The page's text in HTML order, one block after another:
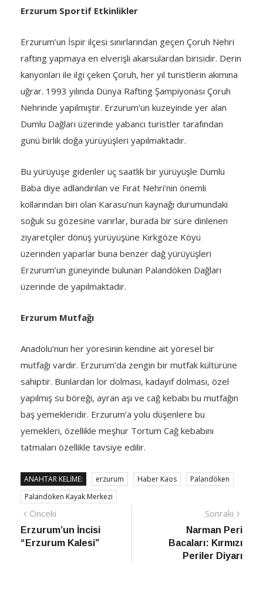
Erzurum Sportif Etkinlikler
Erzurum’un İspir ilçesi sınırlarından geçen Çoruh Nehri
rafting yapmaya en elverişli akarsulardan birisidir. Derin
kanyonları ile ilgi çeken Çoruh, her yıl turistlerin akımına
uğrar. 1993 yılında Dünya Rafting Şampiyonası Çoruh
Nehrinde yapılmıştır. Erzurum’un kuzeyinde yer alan
Dumlu Dağları üzerinde yabancı turistler tarafından
günü birlik doğa yürüyüşleri yapılmaktadır.
Bu yürüyüşe gidenler üç saatlik bir yürüyüşle Dumlu
Baba diye adlandırılan ve Fırat Nehri’nin önemli
kollarından biri olan Karasu’nun kaynağı durumundaki
soğuk su gözesine varırlar, burada bir süre dinlenen
ziyaretçiler dönüş yürüyüşüne Kırkgöze Köyü
üzerinden yaparlar buna benzer dağ yürüyüşleri
Erzurum’un güneyinde bulunan Palandöken Dağları
üzerinde de yapılmaktadır.
Erzurum Mutfağı
Anadolu’nun her yöresinin kendine ait yöresel bir
mutfağı vardır. Erzurum’da zengin bir mutfak kültürüne
sahiptir. Bunlardan lor dolması, kadayıf dolması, özel
yapılmış su böreği, ayran aşı ve cağ kebabı bu mutfağın
baş yemekleridir. Erzurum’a yolu düşenlere bu
yemekleri, özellikle meşhur Tortum Cağ kebabını
tatmaları özellikle tavsiye edilir.
ANAHTAR KELIME: erzurum Haber Kaos
Palandöken
Palandöken Kayak Merkezi
Yazı
gezinmesi
Önceki
haber
Erzurum’un İncisi
“Erzurum Kalesi”
Sonraki
Narman Peri
Bacaları: Kırmızı
Periler Diyarı